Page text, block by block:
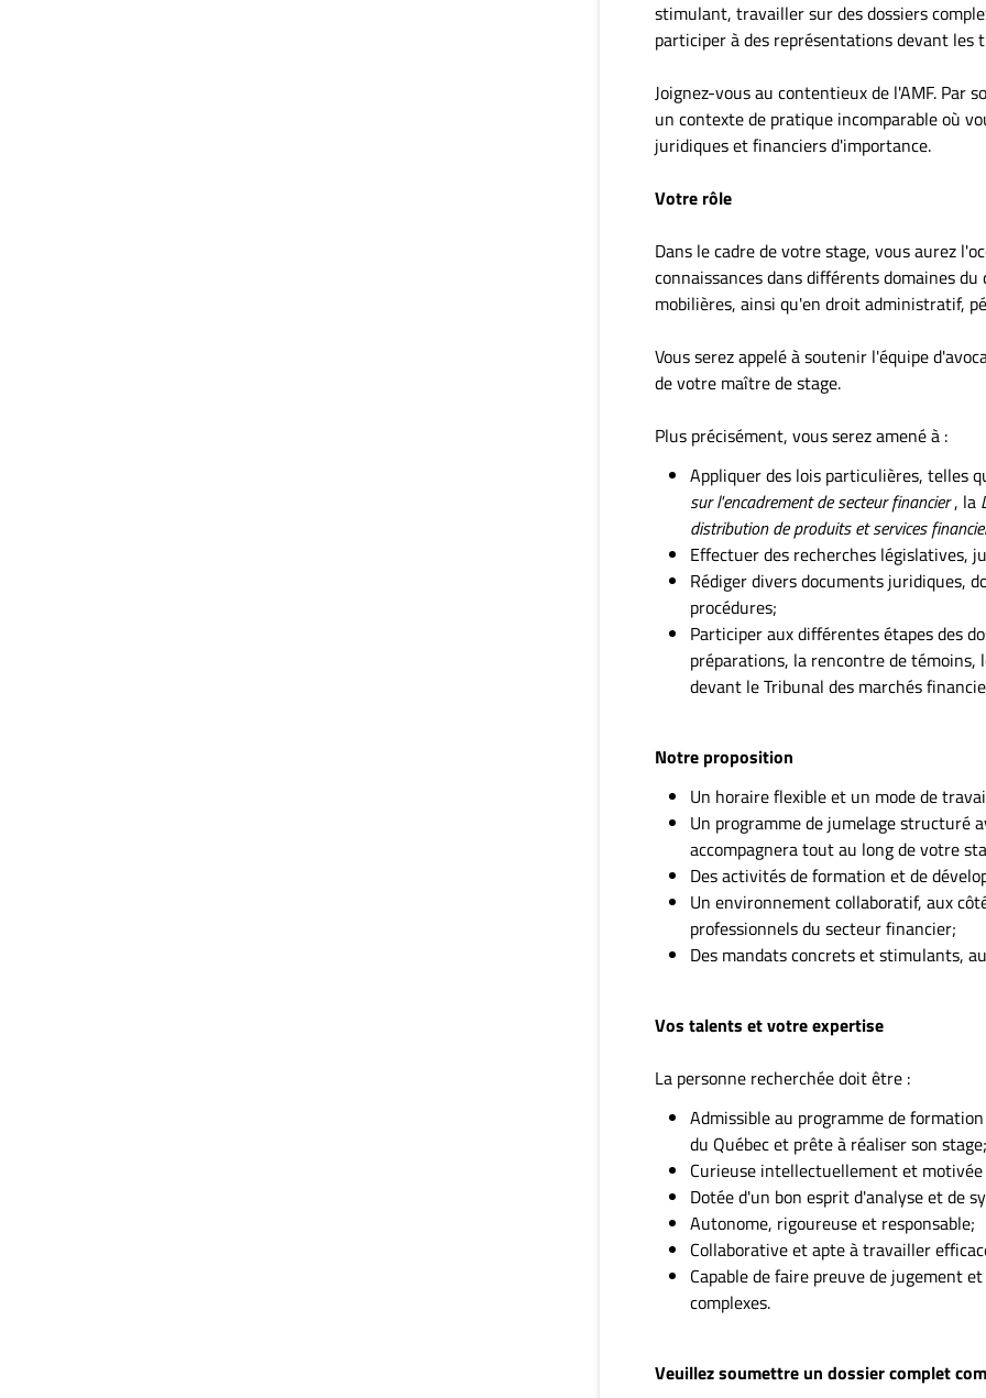
stimulant, travailler sur des dossiers
participer à des représentations devant les
Joignez-vous au contentieux de l'AMF. Par
un contexte de pratique incomparable où
juridiques et financiers d'importance.
Votre rôle
Dans le cadre de votre stage, vous aurez
connaissances dans différents domaines
mobilières, ainsi qu'en droit administratif,
Vous serez appelé à soutenir l'équipe
de votre maître de stage.
Plus précisément, vous serez amené à :
Appliquer des lois particulières, telles
sur l'encadrement de secteur financier, la
distribution de produits et services
Effectuer des recherches législatives,
Rédiger divers documents juridiques,
procédures;
Participer aux différentes étapes des
préparations, la rencontre de
devant le Tribunal des marchés
Notre proposition
Un horaire flexible et un mode de
Un programme de jumelage structuré
accompagnera tout au long de votre
Des activités de formation et de
Un environnement collaboratif, aux
professionnels du secteur financier;
Des mandats concrets et stimulants,
Vos talents et votre expertise
La personne recherchée doit être :
Admissible au programme de
du Québec et prête à réaliser son stage;
Curieuse intellectuellement et motivée
Dotée d'un bon esprit d'analyse et de
Autonome, rigoureuse et responsable;
Collaborative et apte à travailler
Capable de faire preuve de jugement
complexes.
Veuillez soumettre un dossier complet